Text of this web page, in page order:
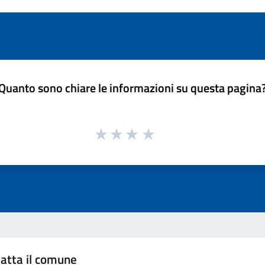
sono chiare le informazioni su questa
il comune